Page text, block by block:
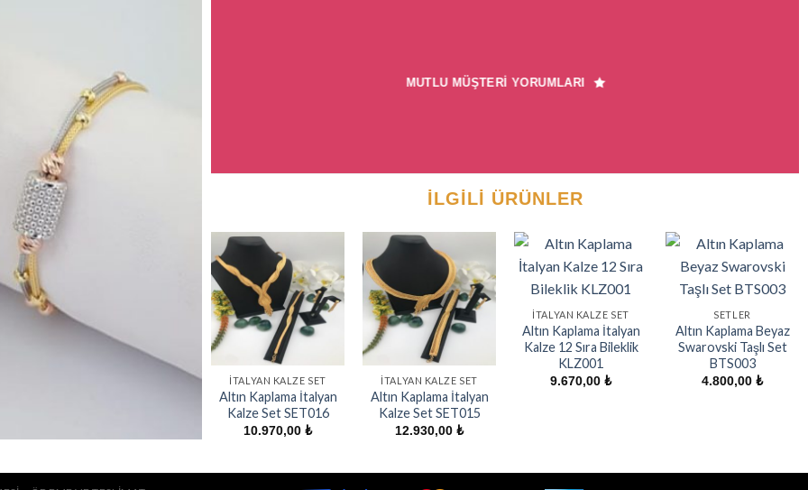
MUTLU MÜŞTERI YORUMLARI
İLGILI ÜRÜNLER
İTALYAN KALZE SET
Altın Kaplama İtalyan
Kalze Set SET016
10.970,00 ₺
İTALYAN KALZE SET
Altın Kaplama İtalyan
Kalze Set SET015
12.930,00 ₺
İTALYAN KALZE SET
Altın Kaplama İtalyan
Kalze 12 Sıra Bileklik
KLZ001
9.670,00 ₺
SETLER
Altın Kaplama Beyaz
Swarovski Taşlı Set
BTS003
4.800,00 ₺